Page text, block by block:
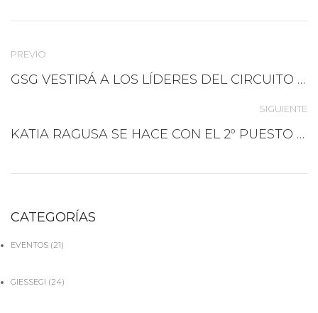
CATEGORÍAS
EVENTOS (21)
GIESSEGI (24)
PREVIO
GSG VESTIRÁ A LOS LÍDERES DEL CIRCUITO BRIXIA ADVENTURE MTB PROGETTO 6!
SIGUIENTE
KATIA RAGUSA SE HACE CON EL 2º PUESTO EN LA PARÍS-ROUBAIX